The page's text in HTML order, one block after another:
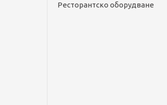
Ресторантско оборудване